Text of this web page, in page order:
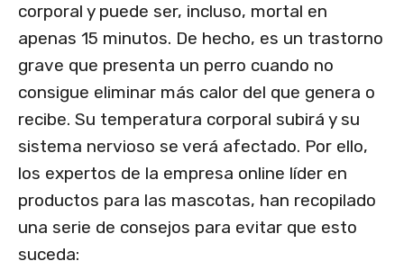
corporal y puede ser, incluso, mortal en
apenas 15 minutos. De hecho, es un trastorno
grave que presenta un perro cuando no
consigue eliminar más calor del que genera o
recibe. Su temperatura corporal subirá y su
sistema nervioso se verá afectado. Por ello,
los expertos de la empresa online líder en
productos para las mascotas, han recopilado
una serie de consejos para evitar que esto
suceda: